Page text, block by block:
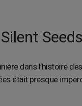
Seeds
dans l’histoire
était presque